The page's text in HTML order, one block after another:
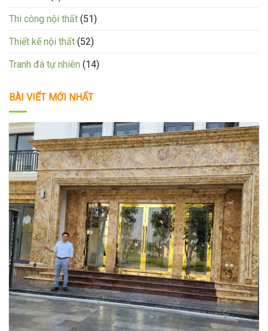
Thi công nội thất (51)
Thiết kế nội thất (52)
Tranh đá tự nhiên (14)
BÀI VIẾT MỚI NHẤT